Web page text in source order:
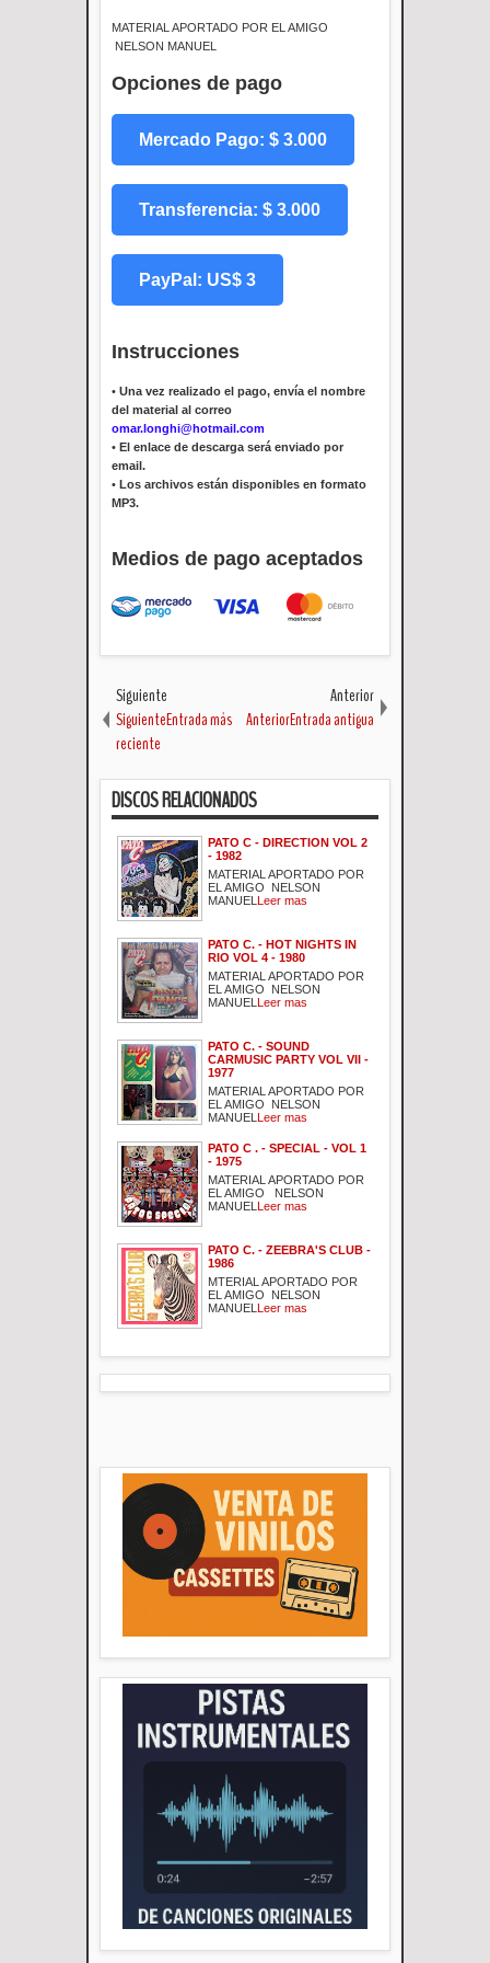
MATERIAL APORTADO POR EL AMIGO
NELSON MANUEL
Opciones de pago
Mercado Pago: $ 3.000
Transferencia: $ 3.000
PayPal: US$ 3
Instrucciones
• Una vez realizado el pago, envía el nombre
del material al correo
omar.longhi@hotmail.com
• El enlace de descarga será enviado por
email.
• Los archivos están disponibles en formato
MP3.
Medios de pago aceptados
Siguiente
SiguienteEntrada más
reciente
Anterior
AnteriorEntrada antigua
DISCOS RELACIONADOS
PATO C - DIRECTION VOL 2
- 1982
MATERIAL APORTADO POR
EL AMIGO NELSON
MANUEL Leer mas
PATO C. - HOT NIGHTS IN
RIO VOL 4 - 1980
MATERIAL APORTADO POR
EL AMIGO NELSON
MANUEL Leer mas
PATO C. - SOUND
CARMUSIC PARTY VOL VII -
1977
MATERIAL APORTADO POR
EL AMIGO NELSON
MANUEL Leer mas
PATO C . - SPECIAL - VOL 1
- 1975
MATERIAL APORTADO POR
EL AMIGO NELSON
MANUEL Leer mas
PATO C. - ZEEBRA'S CLUB -
1986
MTERIAL APORTADO POR
EL AMIGO NELSON
MANUEL Leer mas